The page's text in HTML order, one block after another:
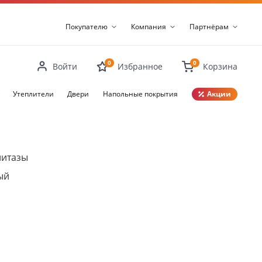
Покупателю Компания Партнёрам
Войти 0 Избранное 0 Корзина
Утеплители Двери Напольные покрытия Акции